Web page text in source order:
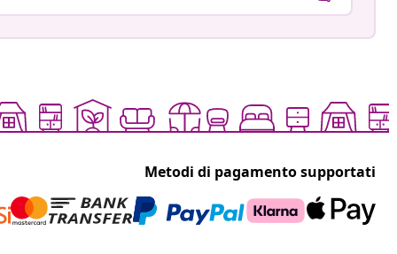
Metodi di pagamento supportati